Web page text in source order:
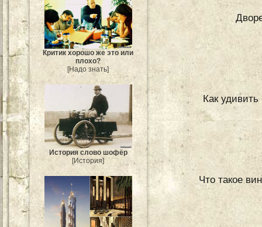
Критик хорошо же это или
плохо?
[Надо знать]
История слово шофёр
[История]
Как
Что такое